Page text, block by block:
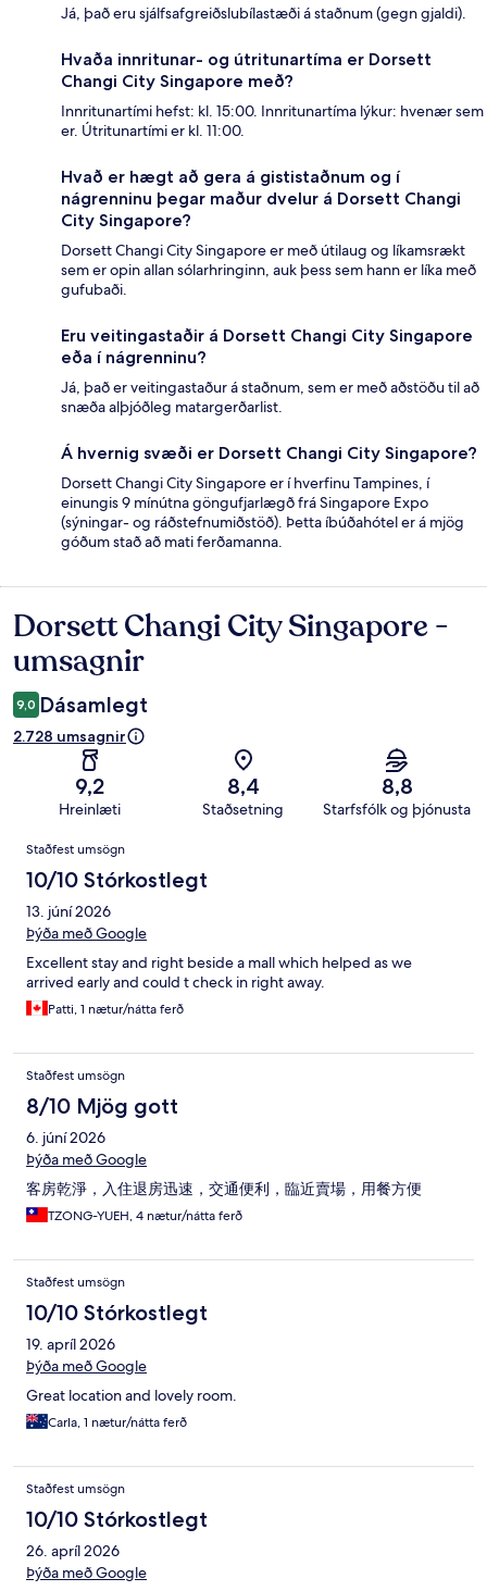
Já, það eru sjálfsafgreiðslubílastæði á staðnum (gegn gjaldi).
Hvaða innritunar- og útritunartíma er Dorsett
Changi City Singapore með?
Innritunartími hefst: kl. 15:00. Innritunartíma lýkur: hvenær sem
er. Útritunartími er kl. 11:00.
Hvað er hægt að gera á gististaðnum og í
nágrenninu þegar maður dvelur á Dorsett Changi
City Singapore?
Dorsett Changi City Singapore er með útilaug og líkamsrækt
sem er opin allan sólarhringinn, auk þess sem hann er líka með
gufubaði.
Eru veitingastaðir á Dorsett Changi City Singapore
eða í nágrenninu?
Já, það er veitingastaður á staðnum, sem er með aðstöðu til að
snæða alþjóðleg matargerðarlist.
Á hvernig svæði er Dorsett Changi City Singapore?
Dorsett Changi City Singapore er í hverfinu Tampines, í
einungis 9 mínútna göngufjarlægð frá Singapore Expo
(sýningar- og ráðstefnumiðstöð). Þetta íbúðahótel er á mjög
góðum stað að mati ferðamanna.
Umsagnir
Dorsett Changi City Singapore -
umsagnir
9,0 Dásamlegt
2.728 umsagnir
9,2
Hreinlæti
8,4
Staðsetning
8,8
Starfsfólk og þjónusta
Umsagnir
Staðfest umsögn
10/10 Stórkostlegt
13. júní 2026
Þýða með Google
Excellent stay and right beside a mall which helped as we
arrived early and could t check in right away.
Patti, 1 nætur/nátta ferð
Staðfest umsögn
8/10 Mjög gott
6. júní 2026
Þýða með Google
客房乾淨，入住退房迅速，交通便利，臨近賣場，用餐方便
TZONG-YUEH, 4 nætur/nátta ferð
Staðfest umsögn
10/10 Stórkostlegt
19. apríl 2026
Þýða með Google
Great location and lovely room.
Carla, 1 nætur/nátta ferð
Staðfest umsögn
10/10 Stórkostlegt
26. apríl 2026
Þýða með Google